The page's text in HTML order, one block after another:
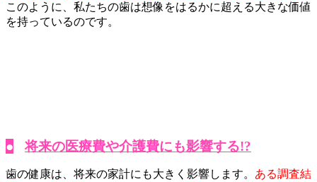
このように、私たちの歯は想像をはるかに超える大きな価値
を持っているのです。
● 将来の医療費や介護費にも影響する!?
歯の健康は、将来の家計にも大きく影響します。 ある調査結